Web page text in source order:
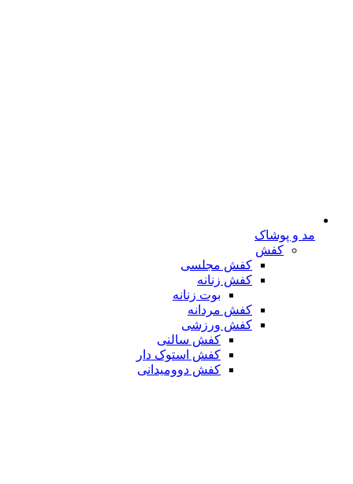
مد و پوشاک
کفش
کفش مجلسی
کفش زنانه
بوت زنانه
کفش مردانه
کفش ورزشی
کفش سالنی
کفش استوک دار
کفش دوومیدانی